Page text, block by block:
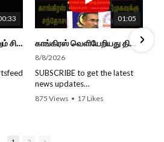
நாட்டுக்கு நல்லது சொல்லும் சிறப்பான மேடைப்பேச்சு... #shorts #subscribe #video
01:05
காங்கிரஸ் வெளியேறியது திமுகவுக்கு சந்தோசம் தான்... - அமைச்சர் அருண்ராஜ்
8/8/2026
SUBSCRIBE to get the latest
news updates
ROCKFORT TIMES for NEW
875 Views • 17 Likes